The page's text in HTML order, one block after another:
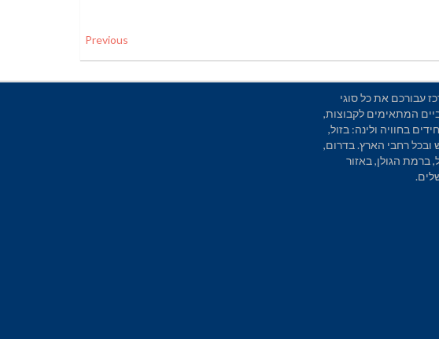
Previous
עבורכם את כל סוגי
המתאימים לקבוצות,
בחוויה ולינה: בזול,
ובכל רחבי הארץ. בדרום,
ברמת הגולן, באזור